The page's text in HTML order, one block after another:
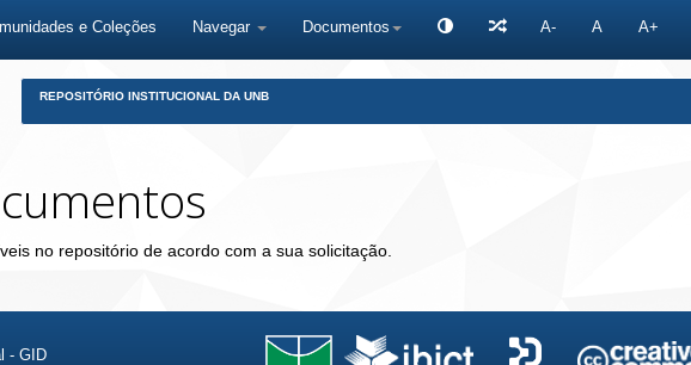
e Coleções Navegar Documentos A- A A+
REPOSITÓRIO INSTITUCIONAL DA UNB
no repositório de acordo com a sua solicitação.
- GID